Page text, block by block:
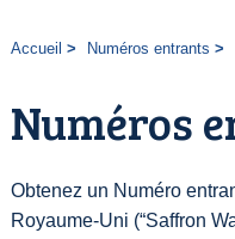
Accueil Numéros entrants
Numéros
Obtenez un Numéro
Royaume-Uni (“Saffron